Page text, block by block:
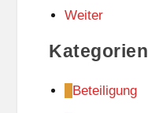
Weiter
Kategorien
Beteiligung